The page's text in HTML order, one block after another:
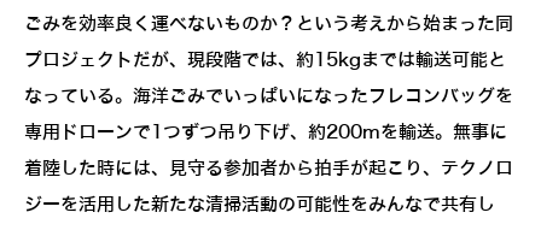
ごみを効率良く運べないものか？という考えから始まった同
プロジェクトだが、現段階では、約15kgまでは輸送可能と
なっている。海洋ごみでいっぱいになったフレコンバッグを
専用ドローンで1つずつ吊り下げ、約200mを輸送。無事に
着陸した時には、見守る参加者から拍手が起こり、テクノロ
ジーを活用した新たな清掃活動の可能性をみんなで共有し